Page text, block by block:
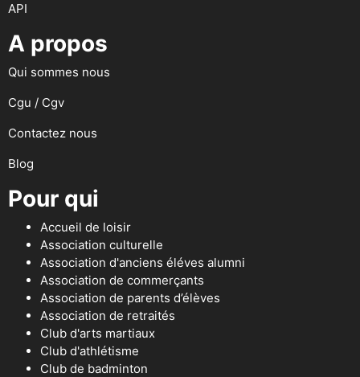
API
A propos
Qui sommes nous
Cgu / Cgv
Contactez nous
Blog
Pour qui
Accueil de loisir
Association culturelle
Association d'anciens éléves alumni
Association de commerçants
Association de parents d’élèves
Association de retraités
Club d'arts martiaux
Club d'athlétisme
Club de badminton